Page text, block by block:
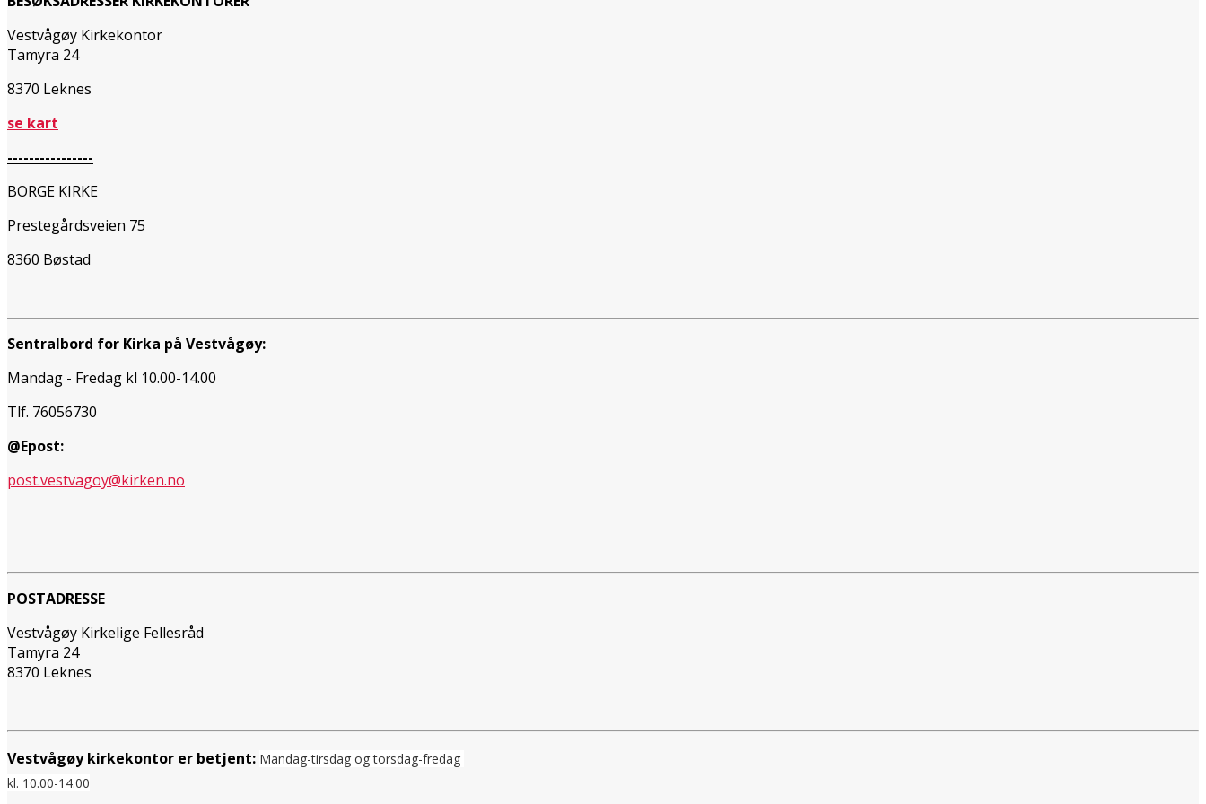
Vestvågøy Kirkekontor
Tamyra 24
8370 Leknes
se kart
----------------
BORGE KIRKE
Prestegårdsveien 75
8360 Bøstad
Sentralbord for Kirka på Vestvågøy:
Mandag - Fredag kl 10.00-14.00
Tlf. 76056730
@Epost:
post.vestvagoy@kirken.no
POSTADRESSE
Vestvågøy Kirkelige Fellesråd
Tamyra 24
8370 Leknes
Vestvågøy kirkekontor er betjent: Mandag-tirsdag og torsdag-fredag
kl. 10.00-14.00